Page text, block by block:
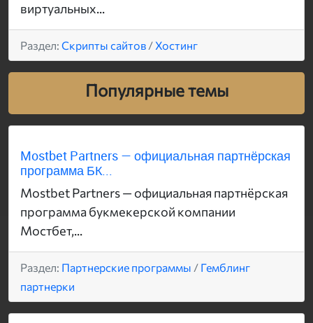
виртуальных...
Раздел: Скрипты сайтов /Хостинг
Популярные темы
Mostbet Partners — официальная партнёрская
программа БК...
Mostbet Partners — официальная партнёрская
программа букмекерской компании
Мостбет,...
Раздел: Партнерские программы / Гемблинг
партнерки